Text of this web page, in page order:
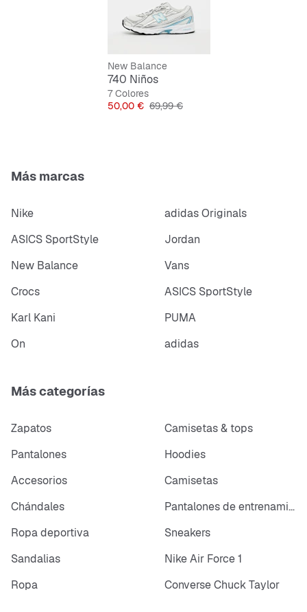
Suela exterior antideslizante y duradera
Cierre de cordones para un ajuste perfecto
New Balance
740 Niños
7 Colores
Precio
50,00 € Precio original
69,99 €
Más marcas
Nike
adidas Originals
ASICS SportStyle
Jordan
New Balance
Vans
Crocs
ASICS SportStyle
Karl Kani
PUMA
On
adidas
Más categorías
Zapatos
Camisetas & tops
Pantalones
Hoodies
Accesorios
Camisetas
Chándales
Pantalones de entrenamiento
Ropa deportiva
Sneakers
Sandalias
Nike Air Force 1
Ropa
Converse Chuck Taylor